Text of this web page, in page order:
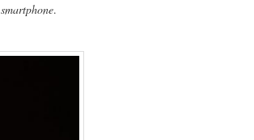
smartphone.